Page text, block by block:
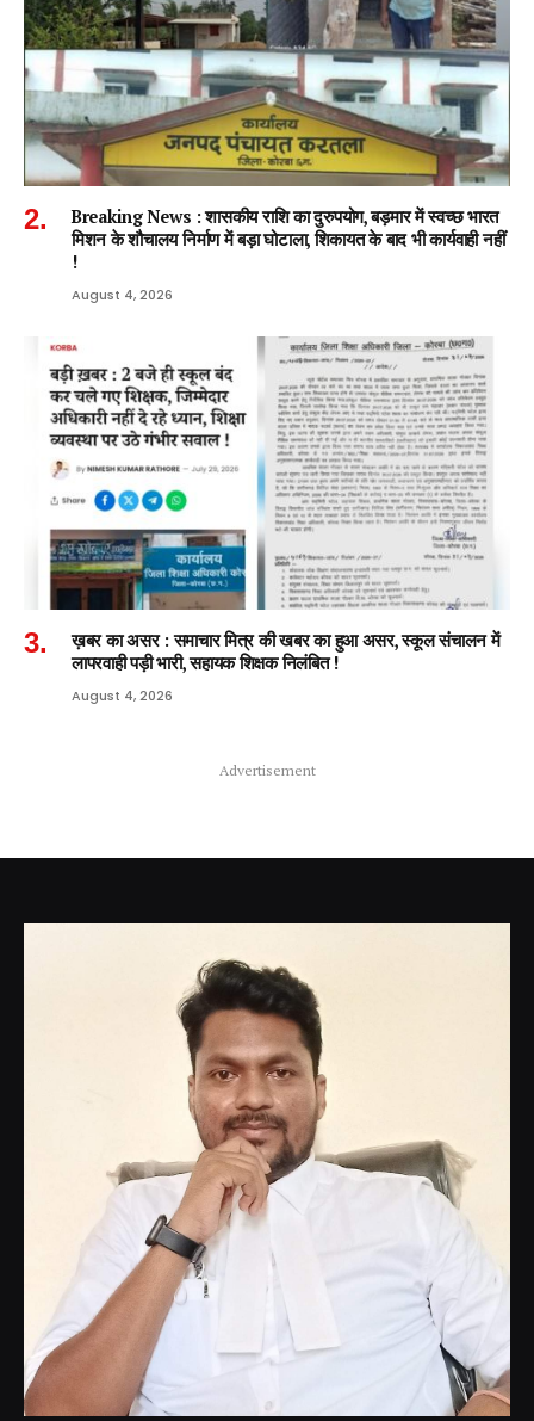
Breaking News : शासकीय राशि का दुरुपयोग, बड़मार में स्वच्छ भारत
मिशन के शौचालय निर्माण में बड़ा घोटाला, शिकायत के बाद भी कार्यवाही नहीं
!
August 4, 2026
ख़बर का असर : समाचार मित्र की खबर का हुआ असर, स्कूल संचालन में
लापरवाही पड़ी भारी, सहायक शिक्षक निलंबित !
August 4, 2026
Advertisement